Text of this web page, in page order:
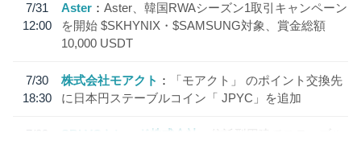
7/31
12:00
Aster
Aster、韓国RWAシーズン1取引キャンペーン
を開始 $SKHYNIX・$SAMSUNG対象、賞金総額
10,000 USDT
7/30
18:30
株式会社モアクト
「モアクト」 のポイント交換先
に日本円ステーブルコイン「 JPYC」を追加
7/29
SBI VCトレード株式会社
信託型円建てステーブル